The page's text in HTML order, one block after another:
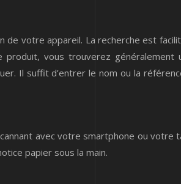
de votre appareil. La recherche est
vous trouverez généralement
Il suffit d’entrer le nom ou la
avec votre smartphone ou
papier sous la main.